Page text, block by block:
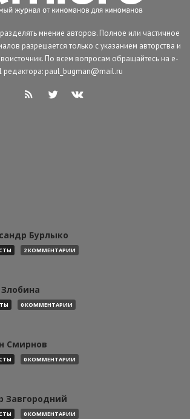
мнение авторов. Полное или частичное
разрешается только с указанием авторства и
По всем вопросам обращайтесь на e-
редактора: paul_bugman@mail.ru
Бурлыко
2 КОММЕНТАРИИ
0 КОММЕНТАРИИ
Смирнов
0 КОММЕНТАРИИ
Завгородний
0 КОММЕНТАРИИ